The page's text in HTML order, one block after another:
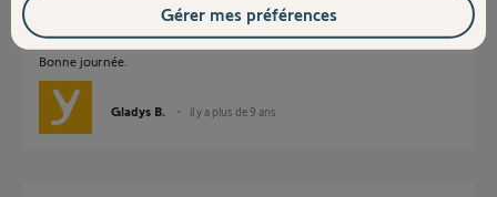
Bonne journée.
Gladys B. il y a plus de 9 ans
Gérer mes préférences